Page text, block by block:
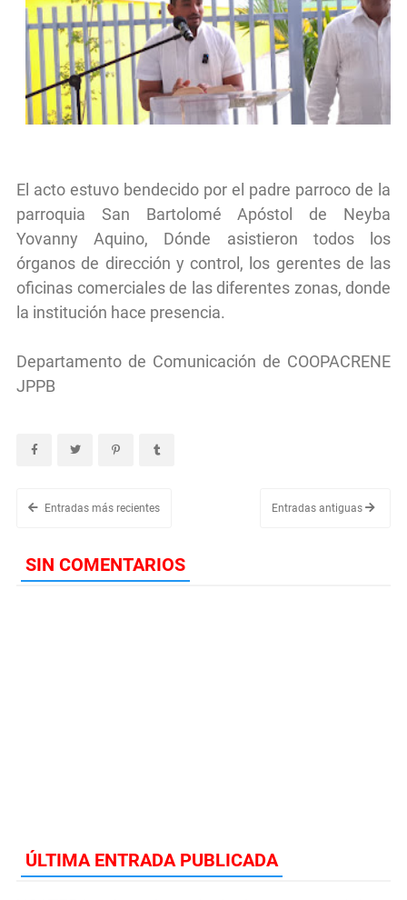
El acto estuvo bendecido por el padre parroco de la
parroquia San Bartolomé Apóstol de Neyba
Yovanny Aquino, Dónde asistieron todos los
órganos de dirección y control, los gerentes de las
oficinas comerciales de las diferentes zonas, donde
la institución hace presencia.
Departamento de Comunicación de COOPACRENE
JPPB
Entradas más recientes Entradas antiguas
SIN COMENTARIOS
ÚLTIMA ENTRADA PUBLICADA